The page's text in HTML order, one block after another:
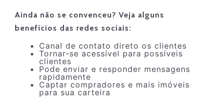
Ainda não se convenceu? Veja alguns
benefícios das redes sociais:
Canal de contato direto os clientes
Tornar-se acessível para possíveis
clientes
Pode enviar e responder mensagens
rapidamente
Captar compradores e mais imóveis
para sua carteira